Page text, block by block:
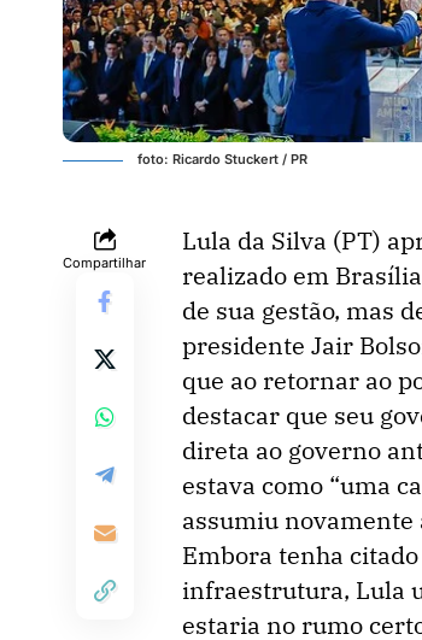
foto: Ricardo Stuckert / PR
Compartilhar
Lula da Silva (PT)
realizado em
de sua gestão, mas
presidente Jair
que ao retornar ao
destacar que seu
direta ao governo
estava como “uma
assumiu novamente
Embora tenha
infraestrutura, Lula
estaria no rumo